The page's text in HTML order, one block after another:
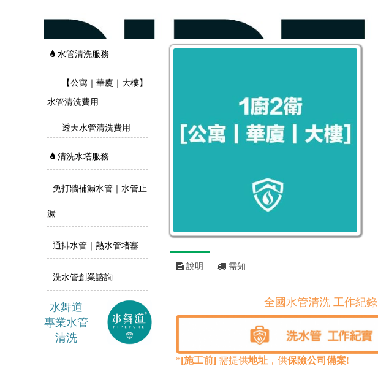
水管清洗服務
【公寓｜華廈｜大樓】
水管清洗費用
透天水管清洗費用
清洗水塔服務
免打牆補漏水管｜水管止
漏
通排水管｜熱水管堵塞
洗水管創業諮詢
水舞道
專業水管
清洗
說明 需知
全國水管清洗 工作紀錄
*[施工前] 需提供地址 ，供保險公司備案!